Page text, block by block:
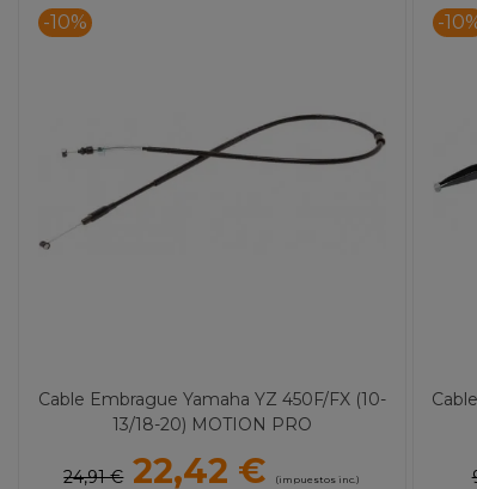
-10%
Cable Embrague Yamaha YZ 450F/FX (10-
13/18-20) MOTION PRO
24,91 € 22,42 € (impuestos inc.)
-